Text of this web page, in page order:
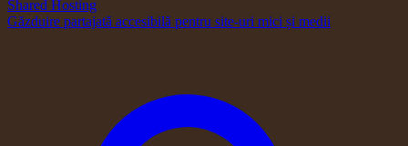
Shared Hosting
Găzduire partajată accesibilă pentru site-uri mici și medii